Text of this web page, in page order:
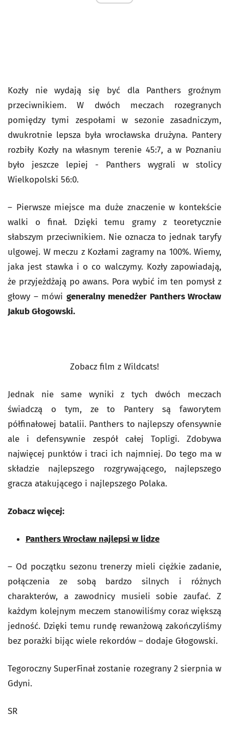
Kozły nie wydają się być dla Panthers groźnym
przeciwnikiem. W dwóch meczach rozegranych
pomiędzy tymi zespołami w sezonie zasadniczym,
dwukrotnie lepsza była wrocławska drużyna. Pantery
rozbiły Kozły na własnym terenie 45:7, a w Poznaniu
było jeszcze lepiej - Panthers wygrali w stolicy
Wielkopolski 56:0.
– Pierwsze miejsce ma duże znaczenie w kontekście
walki o finał. Dzięki temu gramy z teoretycznie
słabszym przeciwnikiem. Nie oznacza to jednak taryfy
ulgowej. W meczu z Kozłami zagramy na 100%. Wiemy,
jaka jest stawka i o co walczymy. Kozły zapowiadają,
że przyjeżdżają po awans. Pora wybić im ten pomysł z
głowy – mówi generalny menedżer Panthers Wrocław
Jakub Głogowski.
Zobacz film z Wildcats!
Jednak nie same wyniki z tych dwóch meczach
świadczą o tym, ze to Pantery są faworytem
półfinałowej batalii. Panthers to najlepszy ofensywnie
ale i defensywnie zespół całej Topligi. Zdobywa
najwięcej punktów i traci ich najmniej. Do tego ma w
składzie najlepszego rozgrywającego, najlepszego
gracza atakującego i najlepszego Polaka.
Zobacz więcej:
Panthers Wrocław najlepsi w lidze
– Od początku sezonu trenerzy mieli ciężkie zadanie,
połączenia ze sobą bardzo silnych i różnych
charakterów, a zawodnicy musieli sobie zaufać. Z
każdym kolejnym meczem stanowiliśmy coraz większą
jedność. Dzięki temu rundę rewanżową zakończyliśmy
bez porażki bijąc wiele rekordów – dodaje Głogowski.
Tegoroczny SuperFinał zostanie rozegrany 2 sierpnia w
Gdyni.
SR